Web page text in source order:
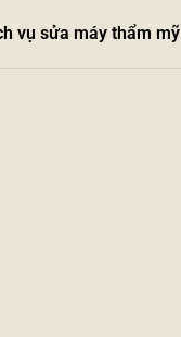
vụ sửa máy thẩm mỹ